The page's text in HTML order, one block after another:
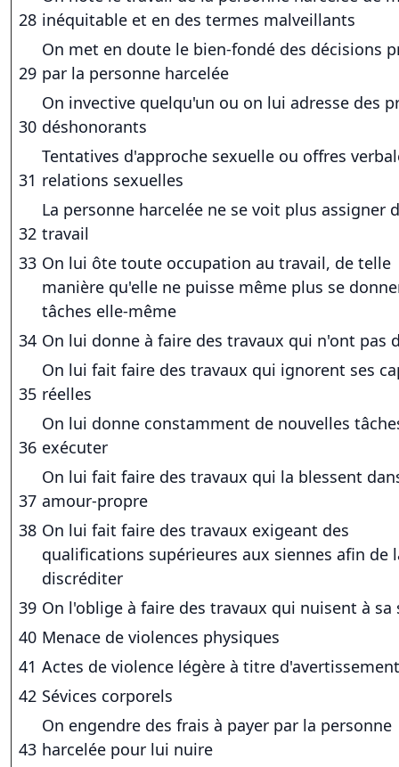
28 inéquitable et en des termes malveillants
29
On met en doute le bien-fondé des décisions
par la personne harcelée
30
On invective quelqu'un ou on lui adresse des
déshonorants
31
Tentatives d'approche sexuelle ou offres
relations sexuelles
32
La personne harcelée ne se voit plus assigner
travail
33 On lui ôte toute occupation au travail, de telle
manière qu'elle ne puisse même plus se
tâches elle-même
34 On lui donne à faire des travaux qui n'ont pas
35
On lui fait faire des travaux qui ignorent ses
réelles
36
On lui donne constamment de nouvelles
exécuter
37
On lui fait faire des travaux qui la blessent
amour-propre
38 On lui fait faire des travaux exigeant des
qualifications supérieures aux siennes afin de
discréditer
39 On l'oblige à faire des travaux qui nuisent à sa
40 Menace de violences physiques
41 Actes de violence légère à titre
42 Sévices corporels
43
On engendre des frais à payer par la personne
harcelée pour lui nuire